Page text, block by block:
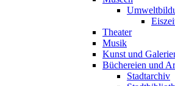
Theater
Musik
Kunst und
Büchereien und
Stadtarchiv